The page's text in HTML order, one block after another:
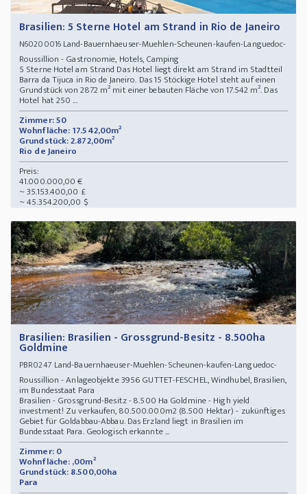
Brasilien: 5 Sterne Hotel am Strand in Rio de Janeiro
N60200016Land-Bauernhaeuser-Muehlen-Scheunen-kaufen-Languedoc-
Roussillion - Gastronomie, Hotels, Camping
5 Sterne Hotel am Strand Das Hotel liegt direkt am Strand im Stadtteil
Barra da Tijuca in Rio de Janeiro. Das 15 Stöckige Hotel steht auf einen
Grundstück von 2872 m² mit einer bebauten Fläche von 17.542 m². Das
Hotel hat 250 ...
Zimmer: 50
Wohnfläche: 17.542,00m²
Grundstück: 2.872,00m²
Rio de Janeiro
Preis:
41.000.000,00 €
~ 35.153.400,00 £
~ 45.354.200,00 $
Brasilien: Brasilien - Grossgrund-Besitz - 8.500ha
Goldmine
PBR0247 Land-Bauernhaeuser-Muehlen-Scheunen-kaufen-Languedoc-
Roussillion - Anlageobjekte 3956 GUTTET-FESCHEL, Windhubel, Brasilien,
im Bundesstaat Para
Brasilien - Grossgrund-Besitz - 8.500 Ha Goldmine - High yield
investment! Zu verkaufen, 80.500.000m2 (8.500 Hektar) - zukünftiges
Gebiet für Goldabbau-Abbau. Das Erzland liegt in Brasilien im
Bundesstaat Para. Geologisch erkannte ...
Zimmer: 0
Wohnfläche: ,00m²
Grundstück: 8.500,00ha
Para